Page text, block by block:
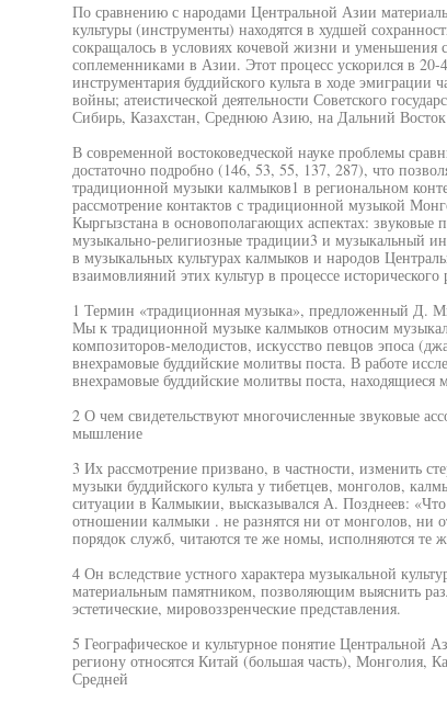
По сравнению с народами Центральной Азии
культуры (инструменты) находятся в худшей
сокращалось в условиях кочевой жизни и уменьшения
соплеменниками в Азии. Этот процесс ускорился в 20-
инструментария буддийского культа в ходе эмиграции
войны; атеистической деятельности Советского
Сибирь, Казахстан, Среднюю Азию, на Дальний
В современной востоковедческой науке проблемы
достаточно подробно (146, 53, 55, 137, 287), что
традиционной музыки калмыков1 в региональном
рассмотрение контактов с традиционной музыкой
Кыргызстана в основополагающих аспектах: звуковые
музыкально-религиозные традиции3 и музыкальный
в музыкальных культурах калмыков и народов
взаимовлияний этих культур в процессе исторического
1 Термин «традиционная музыка», предложенный Д.
Мы к традиционной музыке калмыков относим
композиторов-мелодистов, искусство певцов эпоса
внехрамовые буддийские молитвы поста. В работе
внехрамовые буддийские молитвы поста,
2 О чем свидетельствуют многочисленные звуковые
мышление
3 Их рассмотрение призвано, в частности, изменить
музыки буддийского культа у тибетцев, монголов,
ситуации в Калмыкии, высказывался А. Позднеев: «Что
отношении калмыки . не разнятся ни от монголов, ни
порядок служб, читаются те же номы, исполняются те
4 Он вследствие устного характера музыкальной
материальным памятником, позволяющим выяснить
эстетические, мировоззренческие представления.
5 Географическое и культурное понятие Центральной
региону относятся Китай (большая часть), Монголия,
Средней